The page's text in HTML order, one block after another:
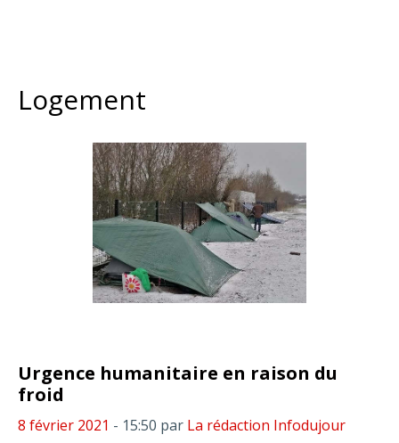
Logement
Urgence humanitaire en raison du
froid
8 février 2021 - 15:50 par La rédaction Infodujour